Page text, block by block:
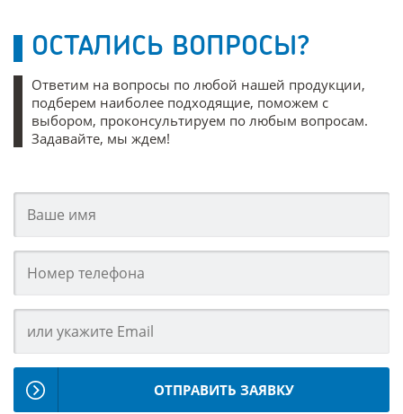
ОСТАЛИСЬ ВОПРОСЫ?
Ответим на вопросы по любой нашей продукции,
подберем наиболее подходящие, поможем с
выбором, проконсультируем по любым вопросам.
Задавайте, мы ждем!
ОТПРАВИТЬ ЗАЯВКУ